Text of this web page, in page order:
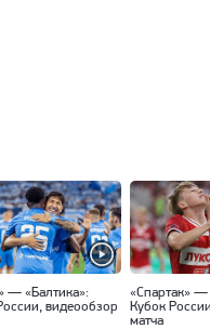
— «Балтика»:
видеообзор
«Спартак» —
Кубок
матча